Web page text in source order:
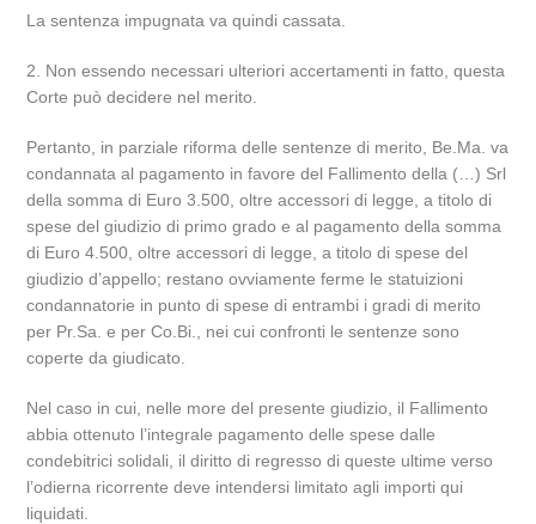
La sentenza impugnata va quindi cassata.
2. Non essendo necessari ulteriori accertamenti in fatto, questa
Corte può decidere nel merito.
Pertanto, in parziale riforma delle sentenze di merito, Be.Ma. va
condannata al pagamento in favore del Fallimento della (…) Srl
della somma di Euro 3.500, oltre accessori di legge, a titolo di
spese del giudizio di primo grado e al pagamento della somma
di Euro 4.500, oltre accessori di legge, a titolo di spese del
giudizio d’appello; restano ovviamente ferme le statuizioni
condannatorie in punto di spese di entrambi i gradi di merito
per Pr.Sa. e per Co.Bi., nei cui confronti le sentenze sono
coperte da giudicato.
Nel caso in cui, nelle more del presente giudizio, il Fallimento
abbia ottenuto l’integrale pagamento delle spese dalle
condebitrici solidali, il diritto di regresso di queste ultime verso
l’odierna ricorrente deve intendersi limitato agli importi qui
liquidati.